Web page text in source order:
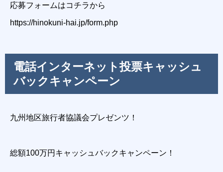
応募フォームはコチラから
https://hinokuni-hai.jp/form.php
電話インターネット投票キャッシュ
バックキャンペーン
九州地区旅行者協議会プレゼンツ！
総額100万円キャッシュバックキャンペーン！